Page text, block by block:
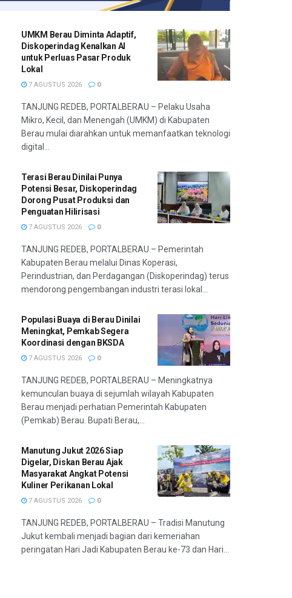
UMKM Berau Diminta Adaptif,
Diskoperindag Kenalkan AI
untuk Perluas Pasar Produk
Lokal
7 AGUSTUS 2026 0
TANJUNG REDEB, PORTALBERAU – Pelaku Usaha
Mikro, Kecil, dan Menengah (UMKM) di Kabupaten
Berau mulai diarahkan untuk memanfaatkan teknologi
digital...
Terasi Berau Dinilai Punya
Potensi Besar, Diskoperindag
Dorong Pusat Produksi dan
Penguatan Hilirisasi
7 AGUSTUS 2026 0
TANJUNG REDEB, PORTALBERAU – Pemerintah
Kabupaten Berau melalui Dinas Koperasi,
Perindustrian, dan Perdagangan (Diskoperindag) terus
mendorong pengembangan industri terasi lokal...
Populasi Buaya di Berau Dinilai
Meningkat, Pemkab Segera
Koordinasi dengan BKSDA
7 AGUSTUS 2026 0
TANJUNG REDEB, PORTALBERAU – Meningkatnya
kemunculan buaya di sejumlah wilayah Kabupaten
Berau menjadi perhatian Pemerintah Kabupaten
(Pemkab) Berau. Bupati Berau,...
Manutung Jukut 2026 Siap
Digelar, Diskan Berau Ajak
Masyarakat Angkat Potensi
Kuliner Perikanan Lokal
7 AGUSTUS 2026 0
TANJUNG REDEB, PORTALBERAU – Tradisi Manutung
Jukut kembali menjadi bagian dari kemeriahan
peringatan Hari Jadi Kabupaten Berau ke-73 dan Hari...